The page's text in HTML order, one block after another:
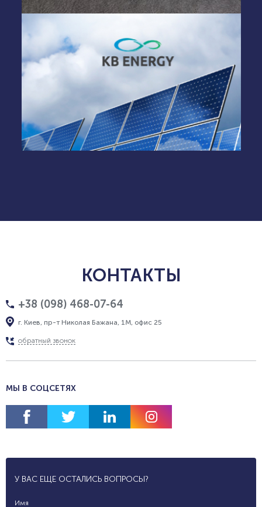
КОНТАКТЫ
+38 (098) 468-07-64
г. Киев, пр-т Николая Бажана, 1М, офис 25
обратный звонок
МЫ В СОЦСЕТЯХ
У ВАС ЕЩЕ ОСТАЛИСЬ ВОПРОСЫ?
Имя